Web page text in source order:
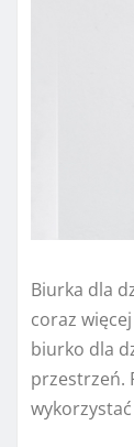
Biurka dla
coraz
biurko dla
przestrzeń.